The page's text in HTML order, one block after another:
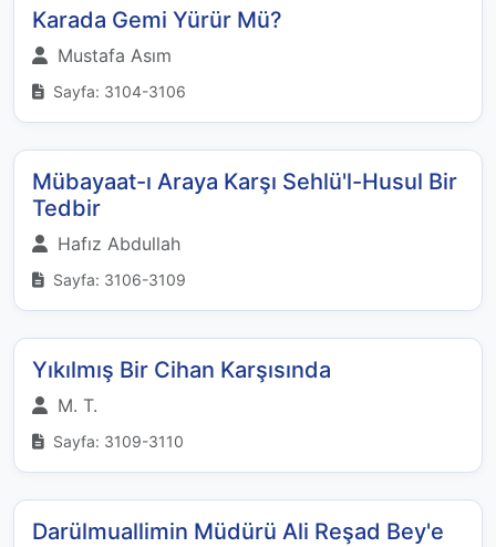
Karada Gemi Yürür Mü?
Mustafa Asım
Sayfa: 3104-3106
Mübayaat-ı Araya Karşı Sehlü'l-Husul Bir
Tedbir
Hafız Abdullah
Sayfa: 3106-3109
Yıkılmış Bir Cihan Karşısında
M. T.
Sayfa: 3109-3110
Darülmuallimin Müdürü Ali Reşad Bey'e